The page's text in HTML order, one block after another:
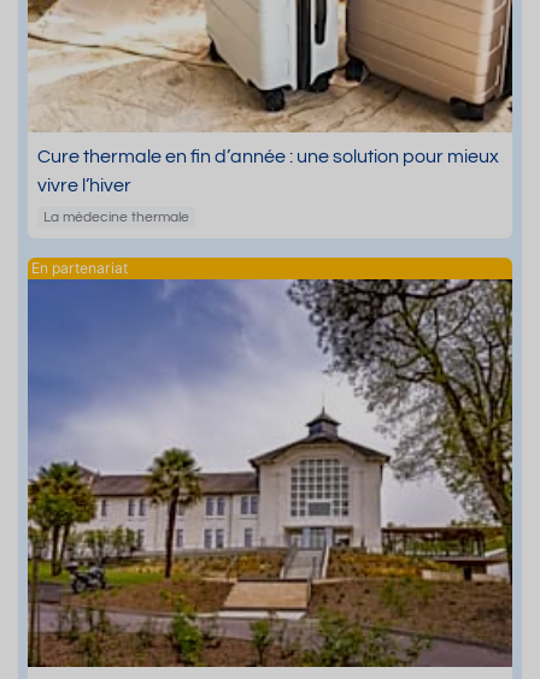
Cure thermale en fin d’année : une solution pour mieux
vivre l’hiver
La médecine thermale